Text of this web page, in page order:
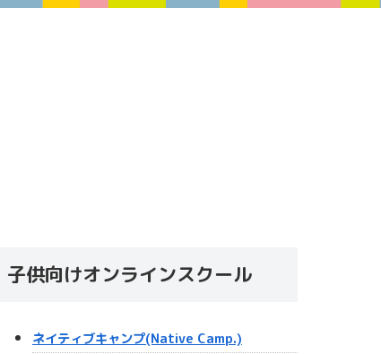
子供向けオンラインスクール
ネイティブキャンプ(Native Camp.)